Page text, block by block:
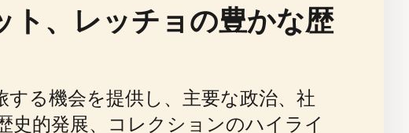
ト、レッチョの豊かな歴
る機会を提供し、主要な政治、社
的発展、コレクションのハイライ